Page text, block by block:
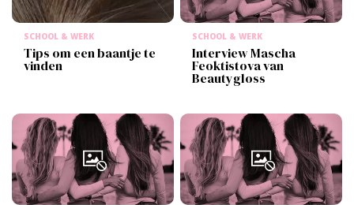
SCHOOL & WERK
Tips om een baantje te
vinden
SCHOOL & WERK
Interview Mascha
Feoktistova van
Beautygloss